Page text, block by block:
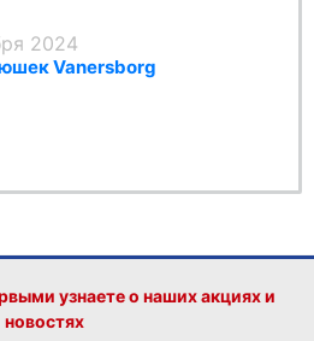
2024
Vanersborg
узнаете о наших акциях и
новостях